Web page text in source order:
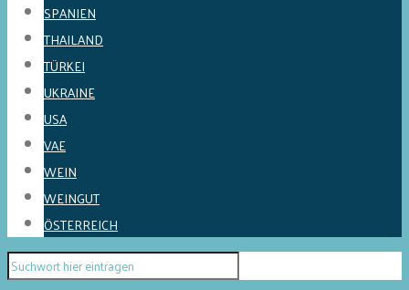
SPANIEN
THAILAND
TÜRKEI
UKRAINE
USA
VAE
WEIN
WEINGUT
ÖSTERREICH